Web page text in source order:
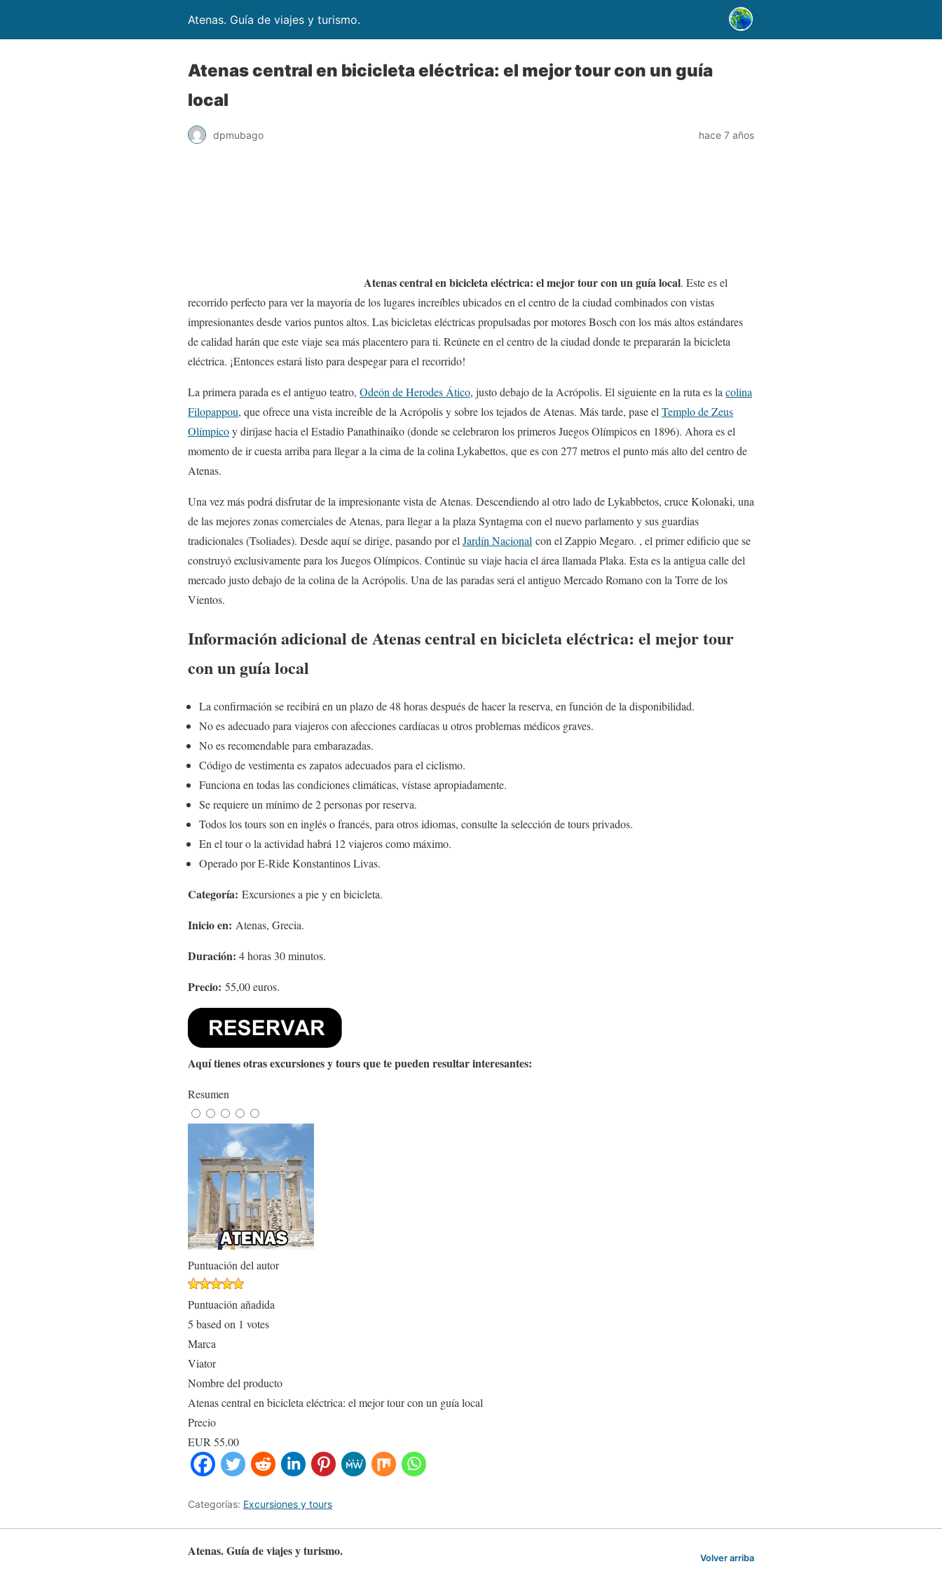
Atenas. Guía de viajes y turismo.
Atenas central en bicicleta eléctrica: el mejor tour con un guía
local
dpmubago hace 7 años
Atenas central en bicicleta eléctrica: el mejor tour con un guía local. Este es el
recorrido perfecto para ver la mayoría de los lugares increíbles ubicados en el centro de la ciudad combinados con vistas
impresionantes desde varios puntos altos. Las bicicletas eléctricas propulsadas por motores Bosch con los más altos estándares
de calidad harán que este viaje sea más placentero para ti. Reúnete en el centro de la ciudad donde te prepararán la bicicleta
eléctrica. ¡Entonces estará listo para despegar para el recorrido!
La primera parada es el antiguo teatro, Odeón de Herodes Ático, justo debajo de la Acrópolis. El siguiente en la ruta es la colina
Filopappou, que ofrece una vista increíble de la Acrópolis y sobre los tejados de Atenas. Más tarde, pase el Templo de Zeus
Olímpicoy diríjase hacia el Estadio Panathinaiko (donde se celebraron los primeros Juegos Olímpicos en 1896). Ahora es el
momento de ir cuesta arriba para llegar a la cima de la colina Lykabettos, que es con 277 metros el punto más alto del centro de
Atenas.
Una vez más podrá disfrutar de la impresionante vista de Atenas. Descendiendo al otro lado de Lykabbetos, cruce Kolonaki, una
de las mejores zonas comerciales de Atenas, para llegar a la plaza Syntagma con el nuevo parlamento y sus guardias
tradicionales (Tsoliades). Desde aquí se dirige, pasando por el Jardín Nacional con el Zappio Megaro. , el primer edificio que se
construyó exclusivamente para los Juegos Olímpicos. Continúe su viaje hacia el área llamada Plaka. Esta es la antigua calle del
mercado justo debajo de la colina de la Acrópolis. Una de las paradas será el antiguo Mercado Romano con la Torre de los
Vientos.
Información adicional de Atenas central en bicicleta eléctrica: el mejor tour
con un guía local
La confirmación se recibirá en un plazo de 48 horas después de hacer la reserva, en función de la disponibilidad.
No es adecuado para viajeros con afecciones cardíacas u otros problemas médicos graves.
No es recomendable para embarazadas.
Código de vestimenta es zapatos adecuados para el ciclismo.
Funciona en todas las condiciones climáticas, vístase apropiadamente.
Se requiere un mínimo de 2 personas por reserva.
Todos los tours son en inglés o francés, para otros idiomas, consulte la selección de tours privados.
En el tour o la actividad habrá 12 viajeros como máximo.
Operado por E-Ride Konstantinos Livas.
Categoría: Excursiones a pie y en bicicleta.
Inicio en: Atenas, Grecia.
Duración: 4 horas 30 minutos.
Precio: 55,00 euros.
Aquí tienes otras excursiones y tours que te pueden resultar interesantes:
Resumen
Puntuación del autor
Puntuación añadida
5 based on 1 votes
Marca
Viator
Nombre del producto
Atenas central en bicicleta eléctrica: el mejor tour con un guía local
Precio
EUR 55.00
Categorías: Excursiones y tours
Atenas. Guía de viajes y turismo. Volver arriba